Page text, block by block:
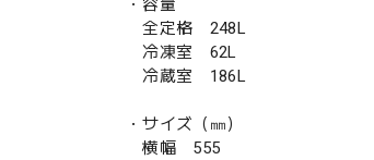
・容量
全定格 248L
冷凍室 62L
冷蔵室 186L
・サイズ（㎜）
横幅 555